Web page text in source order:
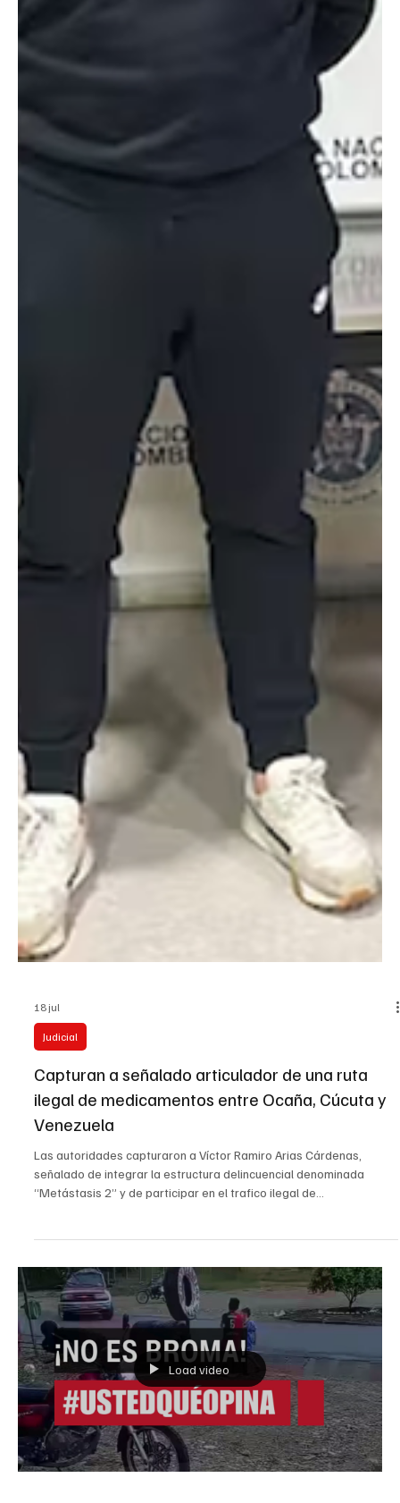
18 jul
Judicial
Capturan a señalado articulador de una ruta
ilegal de medicamentos entre Ocaña, Cúcuta y
señalado de integrar la estructura delincuencial denominada
“Metástasis 2” y de participar en el trafico ilegal de
medicamentos de uso hospitalario en Norte de Santander. La
investigación indica que el detenido presuntamente abastecía a la
organización con productos médicos y coordinaba su traslado
desde Ocaña hacia Cúcuta. Según la Fiscalía General de la Nación,
los medicamentos eran movilizados hasta puntos clandest
Load video